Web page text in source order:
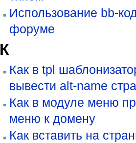
Использование bb-
форуме
К
Как в tpl
вывести alt-name
Как в модуле меню
меню к домену
Как вставить на